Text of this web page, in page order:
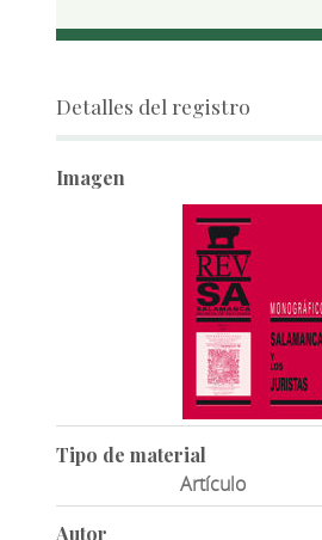
Detalles del registro
Imagen
Tipo de material
Artículo
Autor